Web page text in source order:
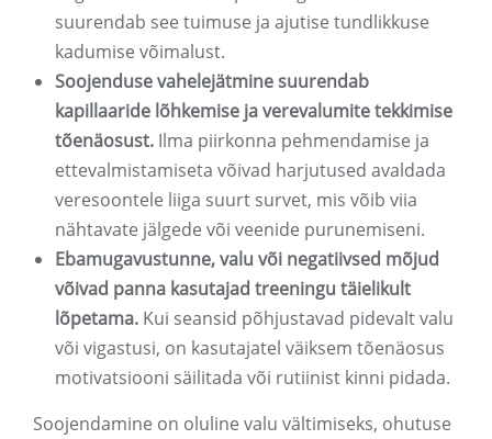
suurendab see tuimuse ja ajutise tundlikkuse
kadumise võimalust.
Soojenduse vahelejätmine suurendab
kapillaaride lõhkemise ja verevalumite tekkimise
tõenäosust. Ilma piirkonna pehmendamise ja
ettevalmistamiseta võivad harjutused avaldada
veresoontele liiga suurt survet, mis võib viia
nähtavate jälgede või veenide purunemiseni.
Ebamugavustunne, valu või negatiivsed mõjud
võivad panna kasutajad treeningu täielikult
lõpetama. Kui seansid põhjustavad pidevalt valu
või vigastusi, on kasutajatel väiksem tõenäosus
motivatsiooni säilitada või rutiinist kinni pidada.
Soojendamine on oluline valu vältimiseks, ohutuse